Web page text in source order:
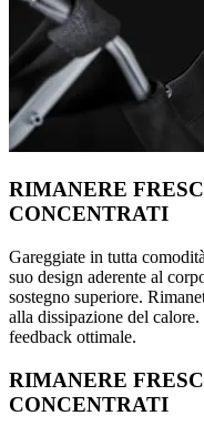
RIMANERE
CONCENTRATI
Gareggiate in tutta
suo design aderente al
sostegno superiore.
alla dissipazione del
feedback ottimale.
RIMANERE
CONCENTRATI